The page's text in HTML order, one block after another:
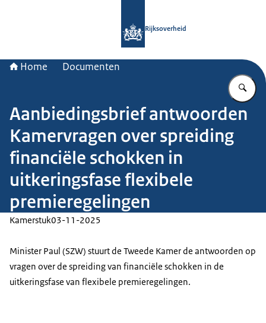
Rijksoverheid
Home Documenten
Aanbiedingsbrief antwoorden
Kamervragen over spreiding
financiële schokken in
uitkeringsfase flexibele
premieregelingen
Kamerstuk03-11-2025
Minister Paul (SZW) stuurt de Tweede Kamer de antwoorden op
vragen over de spreiding van financiële schokken in de
uitkeringsfase van flexibele premieregelingen.